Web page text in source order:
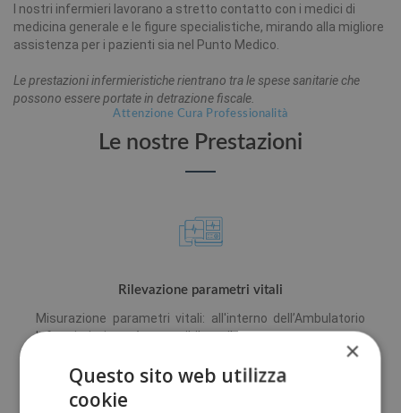
I nostri infermieri lavorano a stretto contatto con i medici di
medicina generale e le figure specialistiche, mirando alla migliore
assistenza per i pazienti sia nel Punto Medico.
Le prestazioni infermieristiche rientrano tra le spese sanitarie che
possono essere portate in detrazione fiscale.
Attenzione Cura Professionalità
Le nostre Prestazioni
Rilevazione parametri vitali
Misurazione parametri vitali: all'interno dell’Ambulatorio
Infermieristico è possibile rilevare con estrema
precisione la frequenza cardiaca, la pressione arteriosa,
la saturazione ed effettuare il controllo glicemico.
×
Questo sito web utilizza
cookie